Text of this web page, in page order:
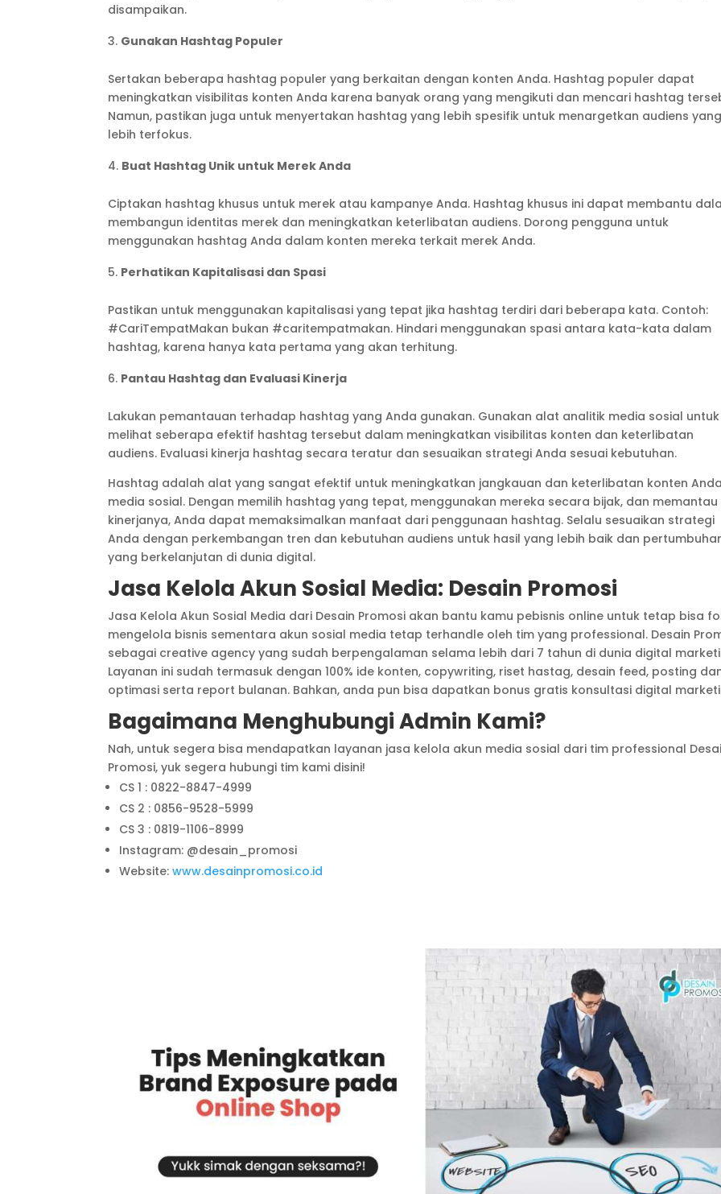
disampaikan.
Gunakan Hashtag Populer
Sertakan beberapa hashtag populer yang berkaitan dengan konten Anda. Hashtag populer dapat
meningkatkan visibilitas konten Anda karena banyak orang yang mengikuti dan mencari hashtag
Namun, pastikan juga untuk menyertakan hashtag yang lebih spesifik untuk menargetkan audiens yang
lebih terfokus.
Buat Hashtag Unik untuk Merek Anda
Ciptakan hashtag khusus untuk merek atau kampanye Anda. Hashtag khusus ini dapat membantu
membangun identitas merek dan meningkatkan keterlibatan audiens. Dorong pengguna untuk
menggunakan hashtag Anda dalam konten mereka terkait merek Anda.
Perhatikan Kapitalisasi dan Spasi
Pastikan untuk menggunakan kapitalisasi yang tepat jika hashtag terdiri dari beberapa kata. Contoh:
#CariTempatMakan bukan #caritempatmakan. Hindari menggunakan spasi antara kata-kata dalam
hashtag, karena hanya kata pertama yang akan terhitung.
Pantau Hashtag dan Evaluasi Kinerja
Lakukan pemantauan terhadap hashtag yang Anda gunakan. Gunakan alat analitik media sosial untuk
melihat seberapa efektif hashtag tersebut dalam meningkatkan visibilitas konten dan keterlibatan
audiens. Evaluasi kinerja hashtag secara teratur dan sesuaikan strategi Anda sesuai kebutuhan.
Hashtag adalah alat yang sangat efektif untuk meningkatkan jangkauan dan keterlibatan konten
media sosial. Dengan memilih hashtag yang tepat, menggunakan mereka secara bijak, dan memantau
kinerjanya, Anda dapat memaksimalkan manfaat dari penggunaan hashtag. Selalu sesuaikan strategi
Anda dengan perkembangan tren dan kebutuhan audiens untuk hasil yang lebih baik dan
yang berkelanjutan di dunia digital.
Jasa Kelola Akun Sosial Media: Desain Promosi
Jasa Kelola Akun Sosial Media dari Desain Promosi akan bantu kamu pebisnis online untuk tetap bisa
mengelola bisnis sementara akun sosial media tetap terhandle oleh tim yang professional. Desain
sebagai creative agency yang sudah berpengalaman selama lebih dari 7 tahun di dunia digital
Layanan ini sudah termasuk dengan 100% ide konten, copywriting, riset hastag, desain feed, posting
optimasi serta report bulanan. Bahkan, anda pun bisa dapatkan bonus gratis konsultasi digital
Bagaimana Menghubungi Admin Kami?
Nah, untuk segera bisa mendapatkan layanan jasa kelola akun media sosial dari tim professional
Promosi, yuk segera hubungi tim kami disini!
CS 1 : 0822-8847-4999
CS 2 : 0856-9528-5999
CS 3 : 0819-1106-8999
Instagram: @desain_promosi
Website:www.desainpromosi.co.id